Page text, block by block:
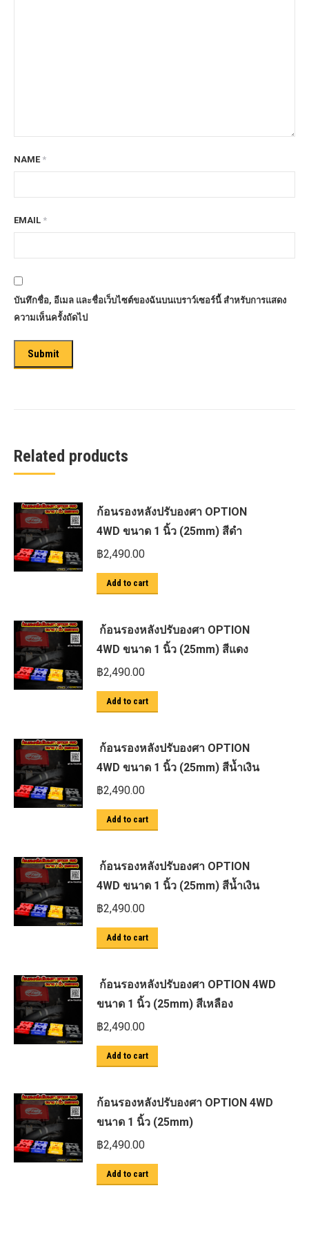
NAME *
EMAIL *
บันทึกชื่อ, อีเมล และชื่อเว็บไซต์ของฉันบนเบราว์เซอร์นี้ สำหรับการแสดง
ความเห็นครั้งถัดไป
Related products
ก้อนรองหลังปรับองศา OPTION
4WD ขนาด 1 นิ้ว (25mm) สีดำ
฿2,490.00
Add to cart
ก้อนรองหลังปรับองศา OPTION
4WD ขนาด 1 นิ้ว (25mm) สีแดง
฿2,490.00
Add to cart
ก้อนรองหลังปรับองศา OPTION
4WD ขนาด 1 นิ้ว (25mm) สีน้ำเงิน
฿2,490.00
Add to cart
ก้อนรองหลังปรับองศา OPTION
4WD ขนาด 1 นิ้ว (25mm) สีน้ำเงิน
฿2,490.00
Add to cart
ก้อนรองหลังปรับองศา OPTION 4WD
ขนาด 1 นิ้ว (25mm) สีเหลือง
฿2,490.00
Add to cart
ก้อนรองหลังปรับองศา OPTION 4WD
ขนาด 1 นิ้ว (25mm)
฿2,490.00
Add to cart